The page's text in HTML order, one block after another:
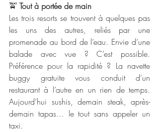
🚖 Tout à portée de main
Les trois resorts se trouvent à quelques pas
les uns des autres, reliés par une
promenade au bord de l’eau. Envie d’une
balade avec vue ? C’est possible.
Préférence pour la rapidité ? La navette
buggy gratuite vous conduit d’un
restaurant à l’autre en un rien de temps.
Aujourd’hui sushis, demain steak, après-
demain tapas… le tout sans appeler un
taxi.